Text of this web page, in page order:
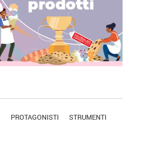
PROTAGONISTI STRUMENTI